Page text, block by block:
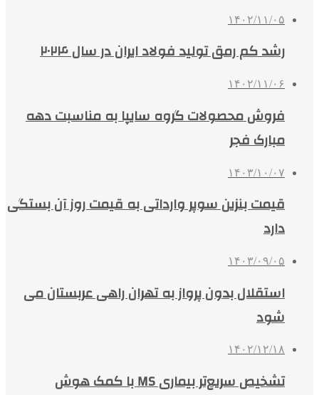
۱۴۰۲/۱۱/۰۵
رشد کم رمق تولید فولاد ایران در سال ۲۰۲۴
۱۴۰۲/۱۱/۰۶
فروش محصولات گروه سایپا به‌ مناسبت دهه
مبارک فجر
۱۴۰۳/۱۰/۰۷
قیمت بنزین سوپر وارداتی به قیمت روز آن بستگی
دارد
۱۴۰۳/۰۹/۰۵
استقلال بدون پرواز به تهران راهی عربستان می
شود
۱۴۰۲/۱۲/۱۸
تشخیص سریع‌تر بیماری MS با کمک هوش